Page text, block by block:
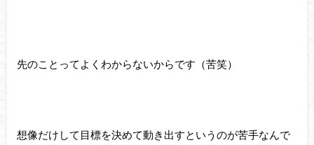
先のことってよくわからないからです（苦笑）
想像だけして目標を決めて動き出すというのが苦手なんで